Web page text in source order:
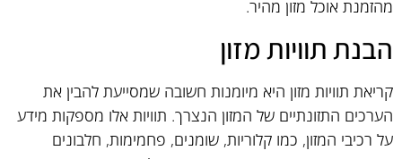
מהזמנת אוכל מזון מהיר.
הבנת תוויות מזון
קריאת תוויות מזון היא מיומנות חשובה שמסייעת להבין את
הערכים התזונתיים של המזון הנצרך. תוויות אלו מספקות מידע
על רכיבי המזון, כמו קלוריות, שומנים, פחמימות, חלבונים